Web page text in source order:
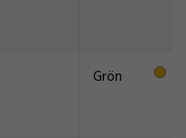
Grön